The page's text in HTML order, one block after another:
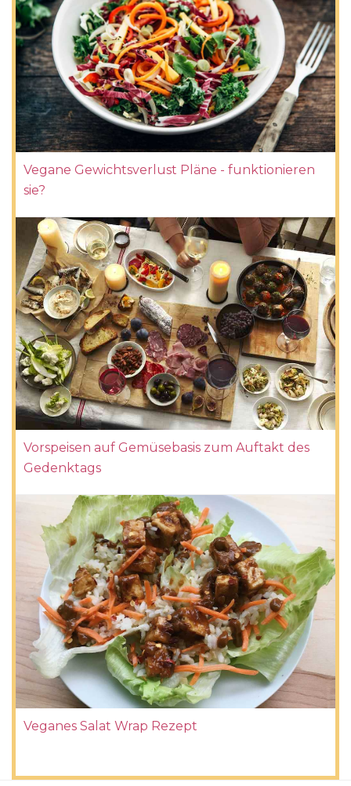
Vegane Gewichtsverlust Pläne - funktionieren
sie?
Vorspeisen auf Gemüsebasis zum Auftakt des
Gedenktags
Veganes Salat Wrap Rezept